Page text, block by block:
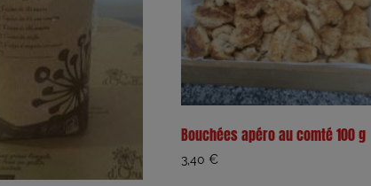
Bouchées apéro au comté 100 g
3,40€